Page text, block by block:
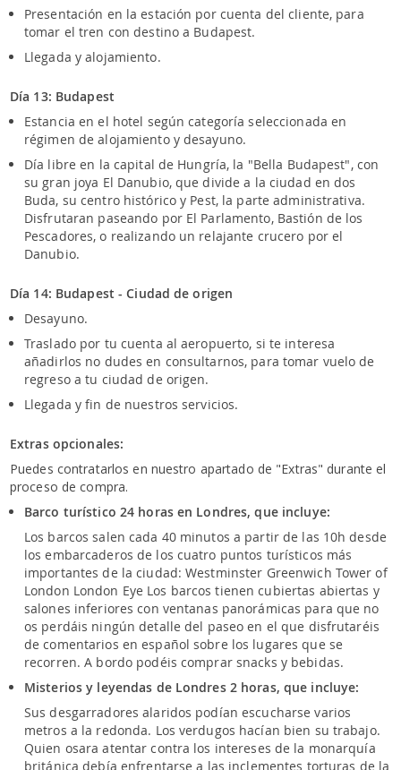
Presentación en la estación por cuenta del cliente, para
tomar el tren con destino a Budapest.
Llegada y alojamiento.
Día 13: Budapest
Estancia en el hotel según categoría seleccionada en
régimen de alojamiento y desayuno.
Día libre en la capital de Hungría, la "Bella Budapest", con
su gran joya El Danubio, que divide a la ciudad en dos
Buda, su centro histórico y Pest, la parte administrativa.
Disfrutaran paseando por El Parlamento, Bastión de los
Pescadores, o realizando un relajante crucero por el
Danubio.
Día 14: Budapest - Ciudad de origen
Desayuno.
Traslado por tu cuenta al aeropuerto, si te interesa
añadirlos no dudes en consultarnos, para tomar vuelo de
regreso a tu ciudad de origen.
Llegada y fin de nuestros servicios.
Extras opcionales:
Puedes contratarlos en nuestro apartado de "Extras" durante el
proceso de compra.
Barco turístico 24 horas en Londres, que incluye:
Los barcos salen cada 40 minutos a partir de las 10h desde
los embarcaderos de los cuatro puntos turísticos más
importantes de la ciudad: Westminster Greenwich Tower of
London London Eye Los barcos tienen cubiertas abiertas y
salones inferiores con ventanas panorámicas para que no
os perdáis ningún detalle del paseo en el que disfrutaréis
de comentarios en español sobre los lugares que se
recorren. A bordo podéis comprar snacks y bebidas.
Misterios y leyendas de Londres 2 horas, que incluye:
Sus desgarradores alaridos podían escucharse varios
metros a la redonda. Los verdugos hacían bien su trabajo.
Quien osara atentar contra los intereses de la monarquía
británica debía enfrentarse a las inclementes torturas de la